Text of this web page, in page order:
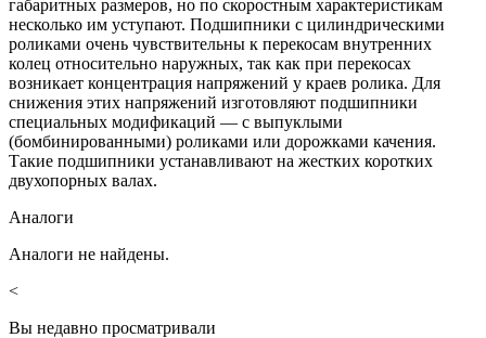
габаритных размеров, но по скоростным характеристикам
несколько им уступают. Подшипники с цилиндрическими
роликами очень чувствительны к перекосам внутренних
колец относительно наружных, так как при перекосах
возникает концентрация напряжений у краев ролика. Для
снижения этих напряжений изготовляют подшипники
специальных модификаций — с выпуклыми
(бомбинированными) роликами или дорожками качения.
Такие подшипники устанавливают на жестких коротких
двухопорных валах.
Аналоги
Аналоги не найдены.
<
Вы недавно просматривали